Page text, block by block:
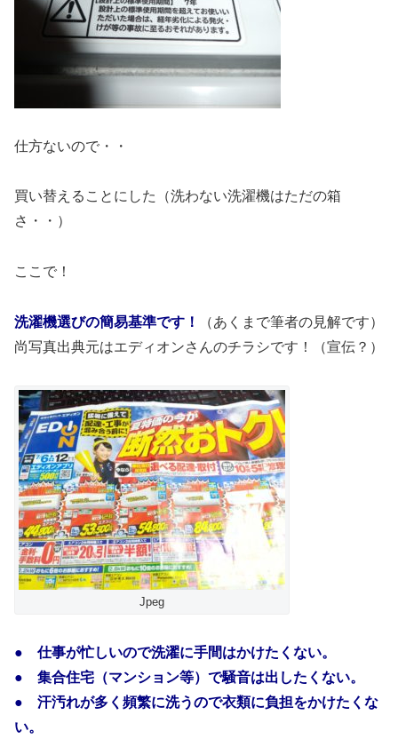
仕方ないので・・
買い替えることにした（洗わない洗濯機はただの箱
さ・・）
ここで！
洗濯機選びの簡易基準です！
（あくまで筆者の見解です）
尚写真出典元はエディオンさんのチラシです！（宣伝？）
Jpeg
● 仕事が忙しいので洗濯に手間はかけたくない。
● 集合住宅（マンション等）で騒音は出したくない。
● 汗汚れが多く頻繁に洗うので衣類に負担をかけたくな
い。